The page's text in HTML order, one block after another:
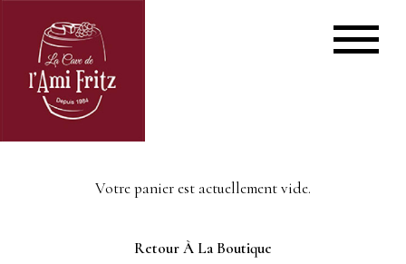
Votre panier est actuellement vide.
Retour À La Boutique